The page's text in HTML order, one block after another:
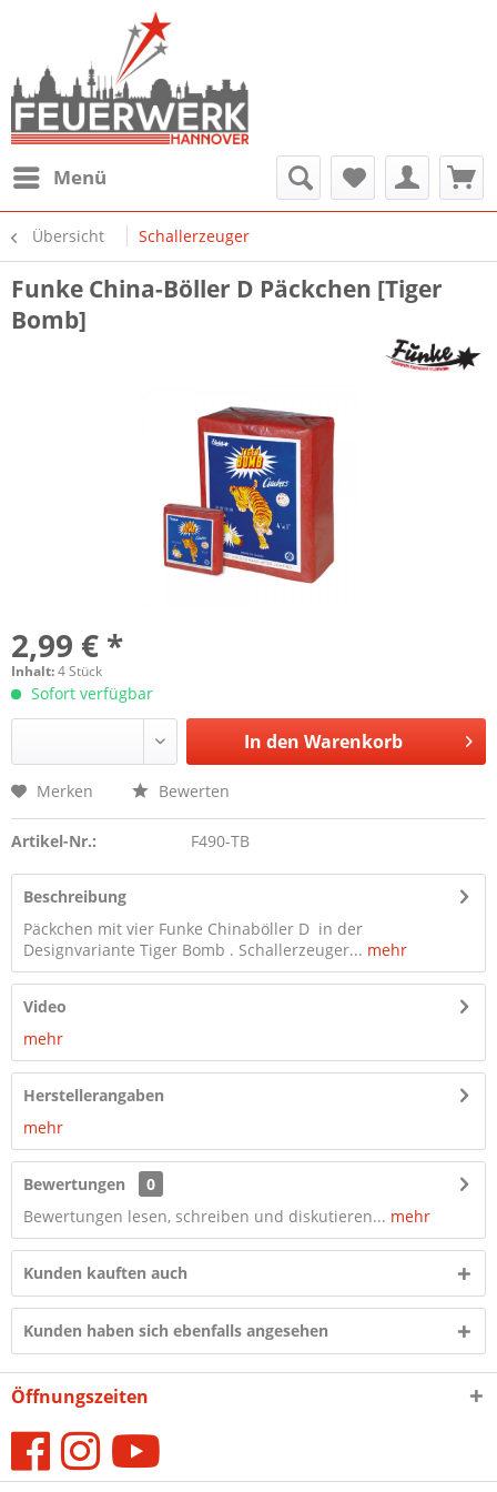
Menü
Übersicht Schallerzeuger
Funke China-Böller D Päckchen [Tiger
Bomb]
2,99 € *
Inhalt:4 Stück
Sofort verfügbar
In den Warenkorb
Merken Bewerten
Artikel-Nr.: F490-TB
Beschreibung
Päckchen mit vier Funke Chinaböller D in der
Designvariante Tiger Bomb . Schallerzeuger... mehr
Video
mehr
Herstellerangaben
mehr
Bewertungen
0
Bewertungen lesen, schreiben und diskutieren... mehr
Kunden kauften auch
Kunden haben sich ebenfalls angesehen
Öffnungszeiten